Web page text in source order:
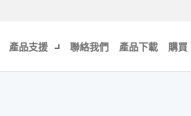
產品支援 聯絡我們 產品下載 購買